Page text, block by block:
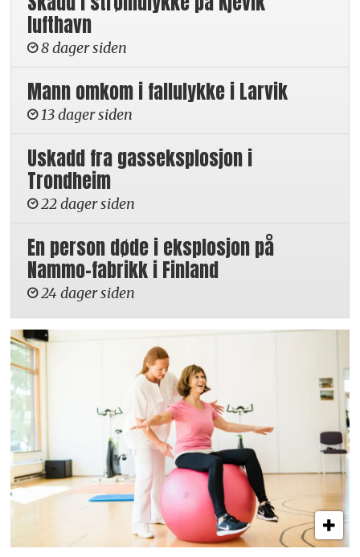
lufthavn
8 dager siden
Mann omkom i fallulykke i Larvik
13 dager siden
Uskadd fra gasseksplosjon i
Trondheim
22 dager siden
En person døde i eksplosjon på
Nammo-fabrikk i Finland
24 dager siden